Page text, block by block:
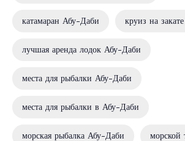
катамаран Абу-Даби круиз на
лучшая аренда лодок Абу-Даби
места для рыбалки Абу-Даби
места для рыбалки в Абу-Даби
морская рыбалка Абу-Даби морской